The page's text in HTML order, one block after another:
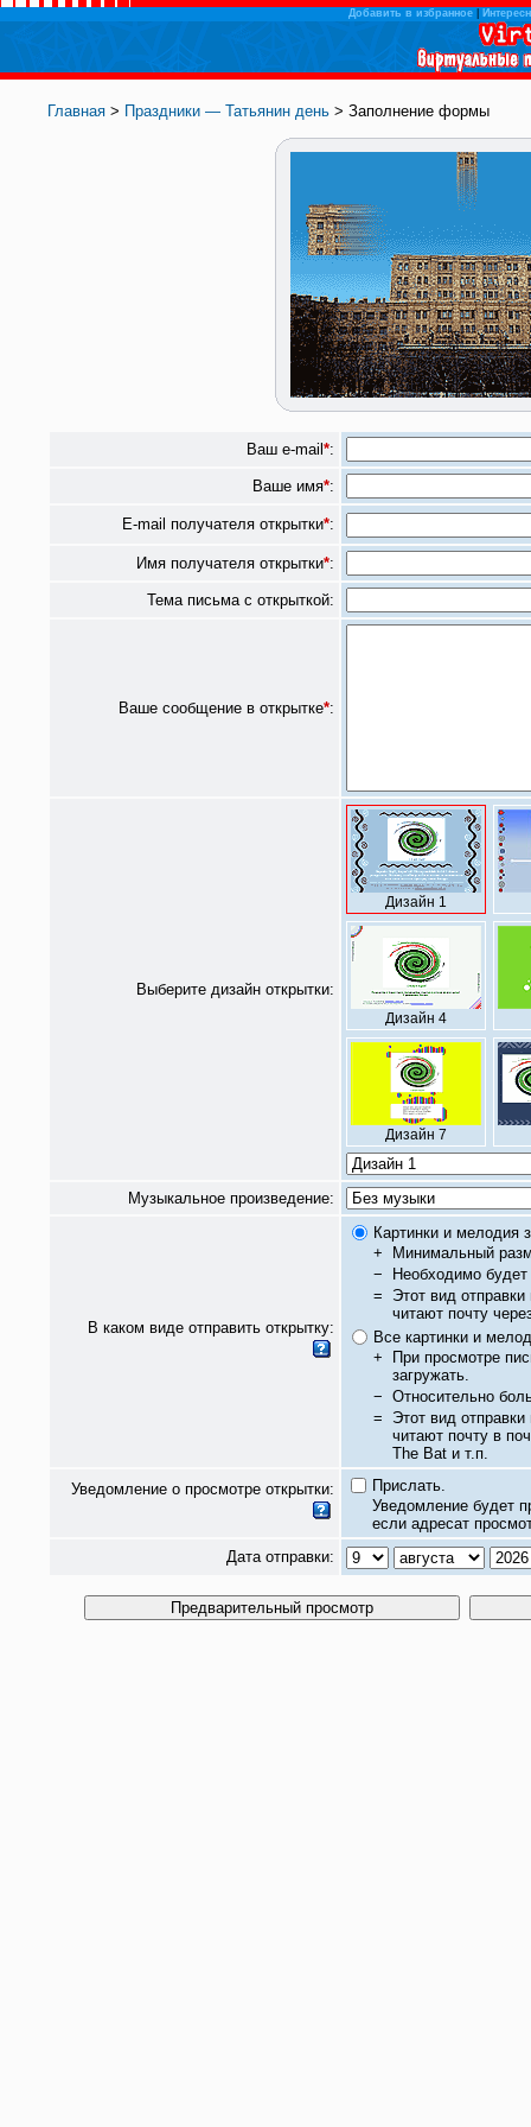
Добавить в избранное|
Главная > Праздники — Татьянин день > Заполнение формы
Ваш e-mail *:
Ваше имя*:
E-mail получателя открытки*:
Имя получателя открытки*:
Тема письма с открыткой:
Ваше сообщение в открытке*:
Выберите дизайн открытки:
Дизайн 1
Дизайн 4
Дизайн 7
Музыкальное произведение:
В каком виде отправить открытку:
Картинки и мелодия
+
Минимальный
−
Необходимо будет
= Этот вид
читают почту
Все картинки и
+
При просмотре
загружать.
− Относительно
= Этот вид
читают почту в
The Bat и т.п.
Уведомление о просмотре открытки:
Прислать.
Уведомление будет
если адресат
Дата отправки: